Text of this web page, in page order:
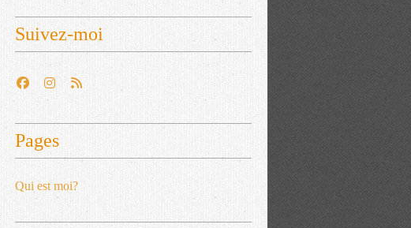
Suivez-moi
Pages
Qui est moi?